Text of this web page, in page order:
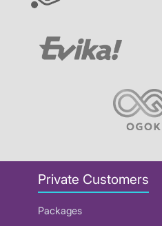
Private Customers
Packages